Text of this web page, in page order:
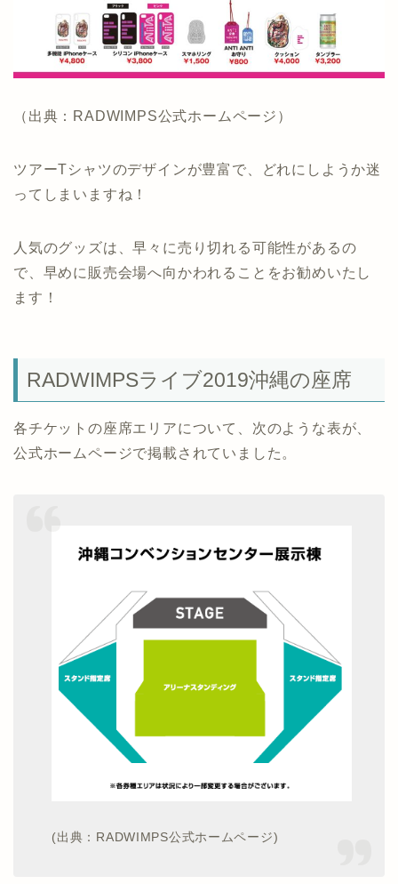
（出典：RADWIMPS公式ホームページ）
ツアーTシャツのデザインが豊富で、どれにしようか迷
ってしまいますね！
人気のグッズは、早々に売り切れる可能性があるの
で、早めに販売会場へ向かわれることをお勧めいたし
ます！
RADWIMPSライブ2019沖縄の座席
各チケットの座席エリアについて、次のような表が、
公式ホームページで掲載されていました。
(出典：RADWIMPS公式ホームページ)